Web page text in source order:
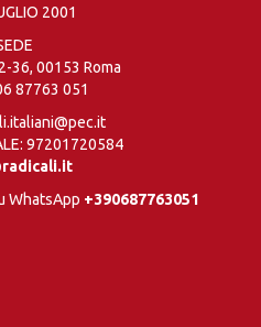
2001
36, 00153 Roma
87763 051
97201720584
WhatsApp +390687763051